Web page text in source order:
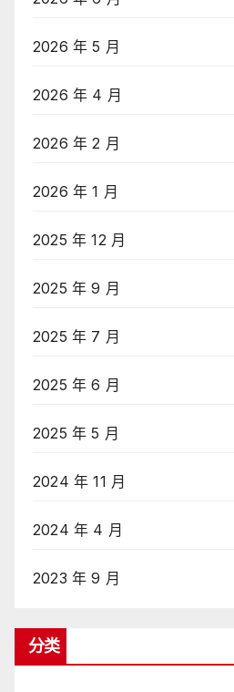
2026 年 5 月
2026 年 4 月
2026 年 2 月
2026 年 1 月
2025 年 12 月
2025 年 9 月
2025 年 7 月
2025 年 6 月
2025 年 5 月
2024 年 11 月
2024 年 4 月
2023 年 9 月
分类